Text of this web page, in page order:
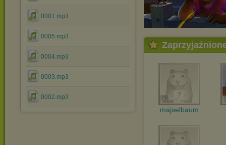
0001.mp3
0005.mp3
0004.mp3
0003.mp3
0002.mp3
majselbaum